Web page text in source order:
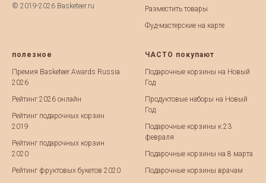
© 2019-2026 Basketeer.ru
Разместить товары
Фуд-мастерские на карте
полезное
Премия Basketeer Awards Russia
2026
Рейтинг 2026 онлайн
Рейтинг подарочных корзин
2019
Рейтинг подарочных корзин
2020
Рейтинг фруктовых букетов 2020
ЧАСТО покупают
Подарочные корзины на Новый
Год
Продуктовые наборы на Новый
Год
Подарочные корзины к 23
февраля
Подарочные корзины на 8 марта
Подарочные корзины врачам